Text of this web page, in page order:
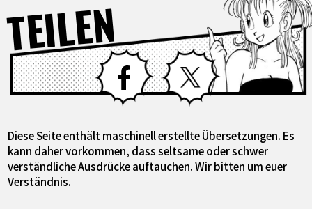
TEILEN Facebook X
Diese Seite enthält maschinell erstellte Übersetzungen. Es
kann daher vorkommen, dass seltsame oder schwer
verständliche Ausdrücke auftauchen. Wir bitten um euer
Verständnis.